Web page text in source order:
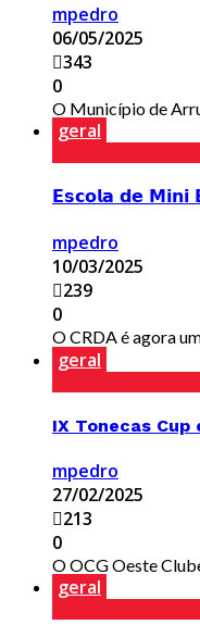
mpedro
06/05/2025
343
0
O Município de
geral
𝗘𝘀𝗰𝗼𝗹𝗮 𝗱𝗲 𝗠𝗶𝗻𝗶
mpedro
10/03/2025
239
0
O CRDA é agora
geral
IX Tonecas Cup
mpedro
27/02/2025
213
0
O OCG Oeste
geral